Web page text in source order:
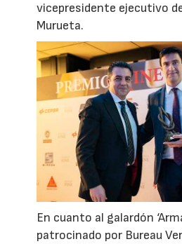
vicepresidente ejecutivo
Murueta.
En cuanto al galardón
patrocinado por Bureau